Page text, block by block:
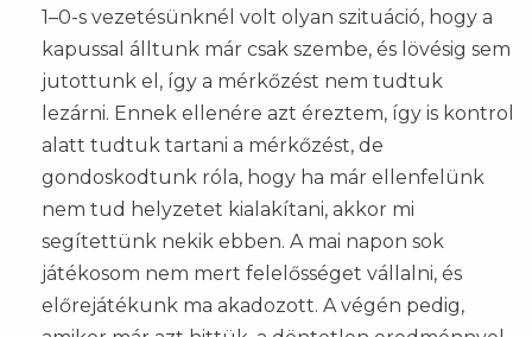
1–0-s vezetésünknél volt olyan szituáció, hogy a
kapussal álltunk már csak szembe, és lövésig sem
jutottunk el, így a mérkőzést nem tudtuk
lezárni. Ennek ellenére azt éreztem, így is kontrol
alatt tudtuk tartani a mérkőzést, de
gondoskodtunk róla, hogy ha már ellenfelünk
nem tud helyzetet kialakítani, akkor mi
segítettünk nekik ebben. A mai napon sok
játékosom nem mert felelősséget vállalni, és
előrejátékunk ma akadozott. A végén pedig,